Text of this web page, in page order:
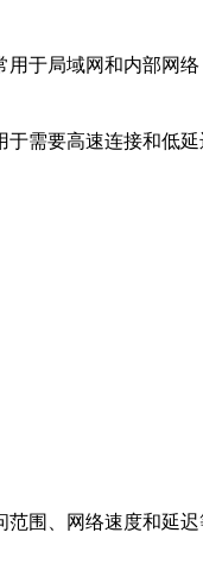
于局域网和内部网
需要高速连接和低延
围、网络速度和延